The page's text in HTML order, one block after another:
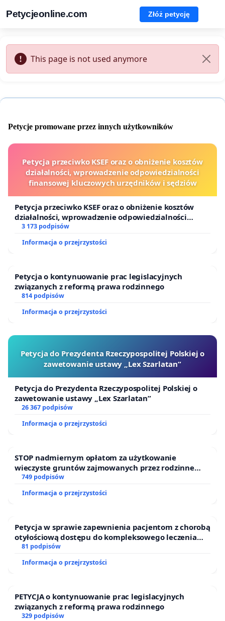
Petycjeonline.com Złóż petycję
This page is not used anymore
Petycje promowane przez innych użytkowników
Petycja przeciwko KSEF oraz o obniżenie kosztów
działalności, wprowadzenie odpowiedzialności
finansowej kluczowych urzędników i sędziów
Petycja przeciwko KSEF oraz o obniżenie kosztów
działalności, wprowadzenie odpowiedzialności
finansowej kluczowych urzędników i sędziów
3 173 podpisów
Informacja o przejrzystości
Petycja o kontynuowanie prac legislacyjnych
związanych z reformą prawa rodzinnego
814 podpisów
Informacja o przejrzystości
Petycja do Prezydenta Rzeczypospolitej Polskiej o
zawetowanie ustawy „Lex Szarlatan”
Petycja do Prezydenta Rzeczypospolitej Polskiej o
zawetowanie ustawy „Lex Szarlatan”
26 367 podpisów
Informacja o przejrzystości
STOP nadmiernym opłatom za użytkowanie
wieczyste gruntów zajmowanych przez rodzinne
ogrody działkowe.
749 podpisów
Informacja o przejrzystości
Petycja w sprawie zapewnienia pacjentom z chorobą
otyłościową dostępu do kompleksowego leczenia
oraz programów profilaktycznych.
81 podpisów
Informacja o przejrzystości
PETYCJA o kontynuowanie prac legislacyjnych
związanych z reformą prawa rodzinnego
329 podpisów